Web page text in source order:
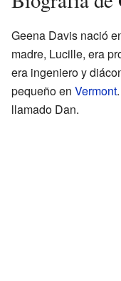
Geena Davis nació
madre, Lucille, era
era ingeniero y
pequeño en Vermont
llamado Dan.